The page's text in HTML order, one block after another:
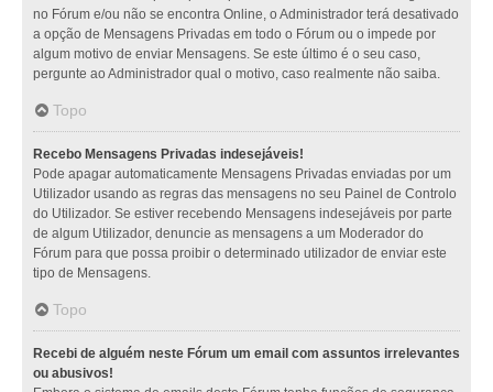
no Fórum e/ou não se encontra Online, o Administrador terá desativado
a opção de Mensagens Privadas em todo o Fórum ou o impede por
algum motivo de enviar Mensagens. Se este último é o seu caso,
pergunte ao Administrador qual o motivo, caso realmente não saiba.
Topo
Recebo Mensagens Privadas indesejáveis!
Pode apagar automaticamente Mensagens Privadas enviadas por um
Utilizador usando as regras das mensagens no seu Painel de Controlo
do Utilizador. Se estiver recebendo Mensagens indesejáveis por parte
de algum Utilizador, denuncie as mensagens a um Moderador do
Fórum para que possa proibir o determinado utilizador de enviar este
tipo de Mensagens.
Topo
Recebi de alguém neste Fórum um email com assuntos irrelevantes
ou abusivos!